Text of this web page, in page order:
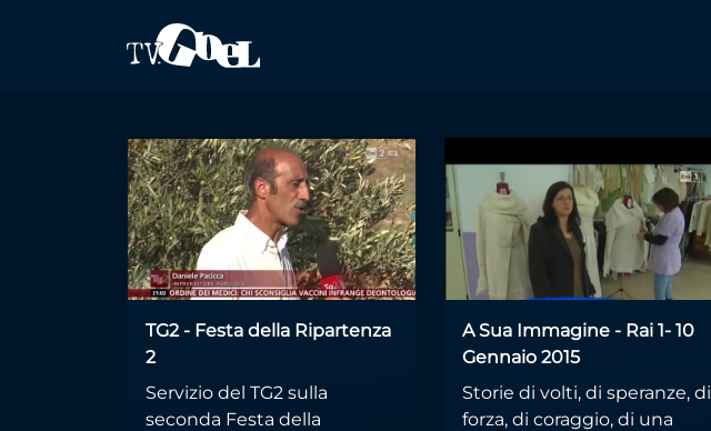
ndrangheta
TG2 - Festa della Ripartenza
2
Servizio del TG2 sulla
seconda Festa della
A Sua Immagine - Rai 1- 10
Gennaio 2015
Storie di volti, di speranze, di
forza, di coraggio, di una